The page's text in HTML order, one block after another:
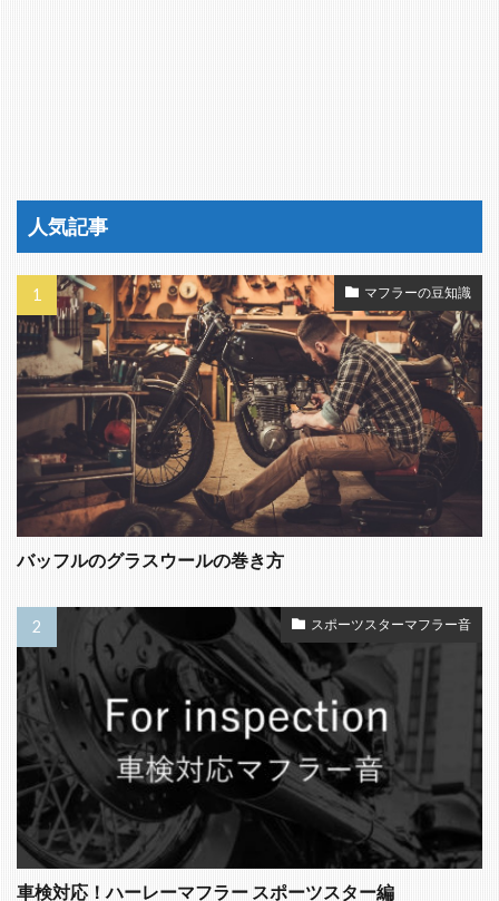
人気記事
マフラーの豆知識
バッフルのグラスウールの巻き方
スポーツスターマフラー音
車検対応！ハーレーマフラー スポーツスター編